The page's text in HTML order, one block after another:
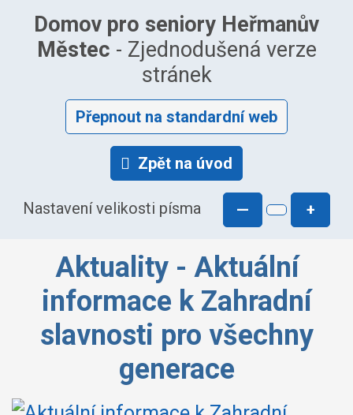
Domov pro seniory Heřmanův
Městec - Zjednodušená verze
stránek
Přepnout na standardní web
Zpět na úvod
Nastavení velikosti písma — +
Aktuality - Aktuální
informace k Zahradní
slavnosti pro všechny
generace